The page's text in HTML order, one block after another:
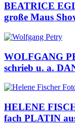
BEATRICE
große Maus
WOLFGANG
schrieb u. a.
HELENE
fach PLATIN